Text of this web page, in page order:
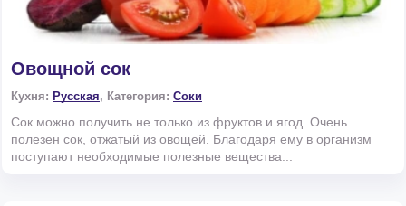
Овощной сок
Кухня: Русская, Категория: Соки
Сок можно получить не только из фруктов и ягод. Очень
полезен сок, отжатый из овощей. Благодаря ему в организм
поступают необходимые полезные вещества...